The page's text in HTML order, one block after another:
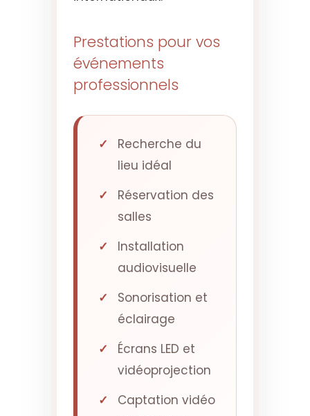
Prestations pour vos
événements
professionnels
Recherche du
lieu idéal
Réservation des
salles
Installation
audiovisuelle
Sonorisation et
éclairage
Écrans LED et
vidéoprojection
Captation vidéo